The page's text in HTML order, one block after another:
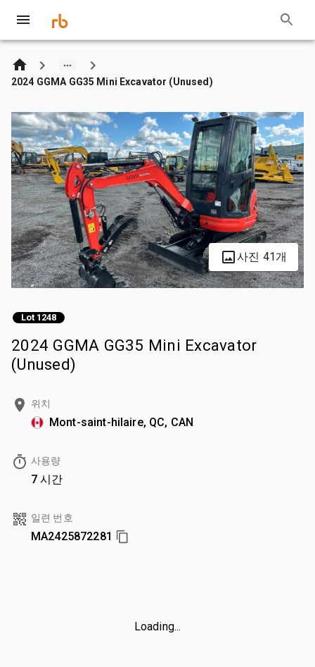
2024 GGMA GG35 Mini Excavator (Unused)
사진 41개
Lot 1248
2024 GGMA GG35 Mini Excavator
(Unused)
위치
Mont-saint-hilaire, QC, CAN
사용량
7 시간
일련 번호
MA2425872281
Loading...